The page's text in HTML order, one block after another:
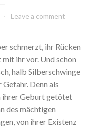
Leave a comment
schmerzt, ihr Rücken
ihr vor. Und schon
halb Silberschwinge
Denn als
ihrer Geburt getötet
des mächtigen
von ihrer Existenz